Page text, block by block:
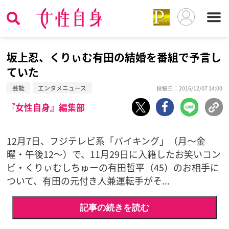
坂上忍、くりぃむ有田の結婚を番組で予言し
ていた
芸能 エンタメニュース 投稿日：2016/12/07 14:00
『女性自身』編集部
12月7日、フジテレビ系「バイキング」（月〜金
曜・午後12～）で、11月29日に入籍したお笑いコン
ビ・くりぃむしちゅーの有田哲平（45）のお相手に
ついて、有田の元付き人兼運転手がそ...
記事の続きを読む